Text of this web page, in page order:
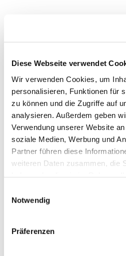
Diese Webseite verwendet
Wir verwenden Cookies, um
personalisieren, Funktionen für
zu können und die Zugriffe auf
analysieren. Außerdem geben
Verwendung unserer Website
soziale Medien, Werbung und
Partner führen diese
weiteren Daten zusammen, die
Notwendig
Präferenzen
Herzliche Einladung!
Frau Margit Heitz (Tel.: 0157